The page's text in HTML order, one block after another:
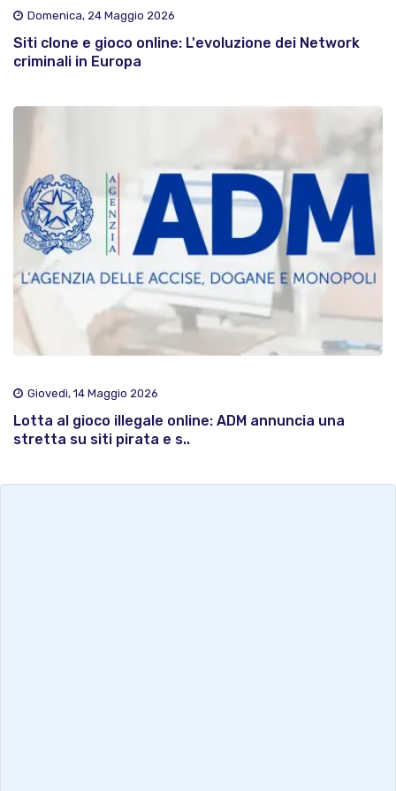
Domenica, 24 Maggio 2026
Siti clone e gioco online: L'evoluzione dei Network
criminali in Europa
Giovedì, 14 Maggio 2026
Lotta al gioco illegale online: ADM annuncia una
stretta su siti pirata e s..